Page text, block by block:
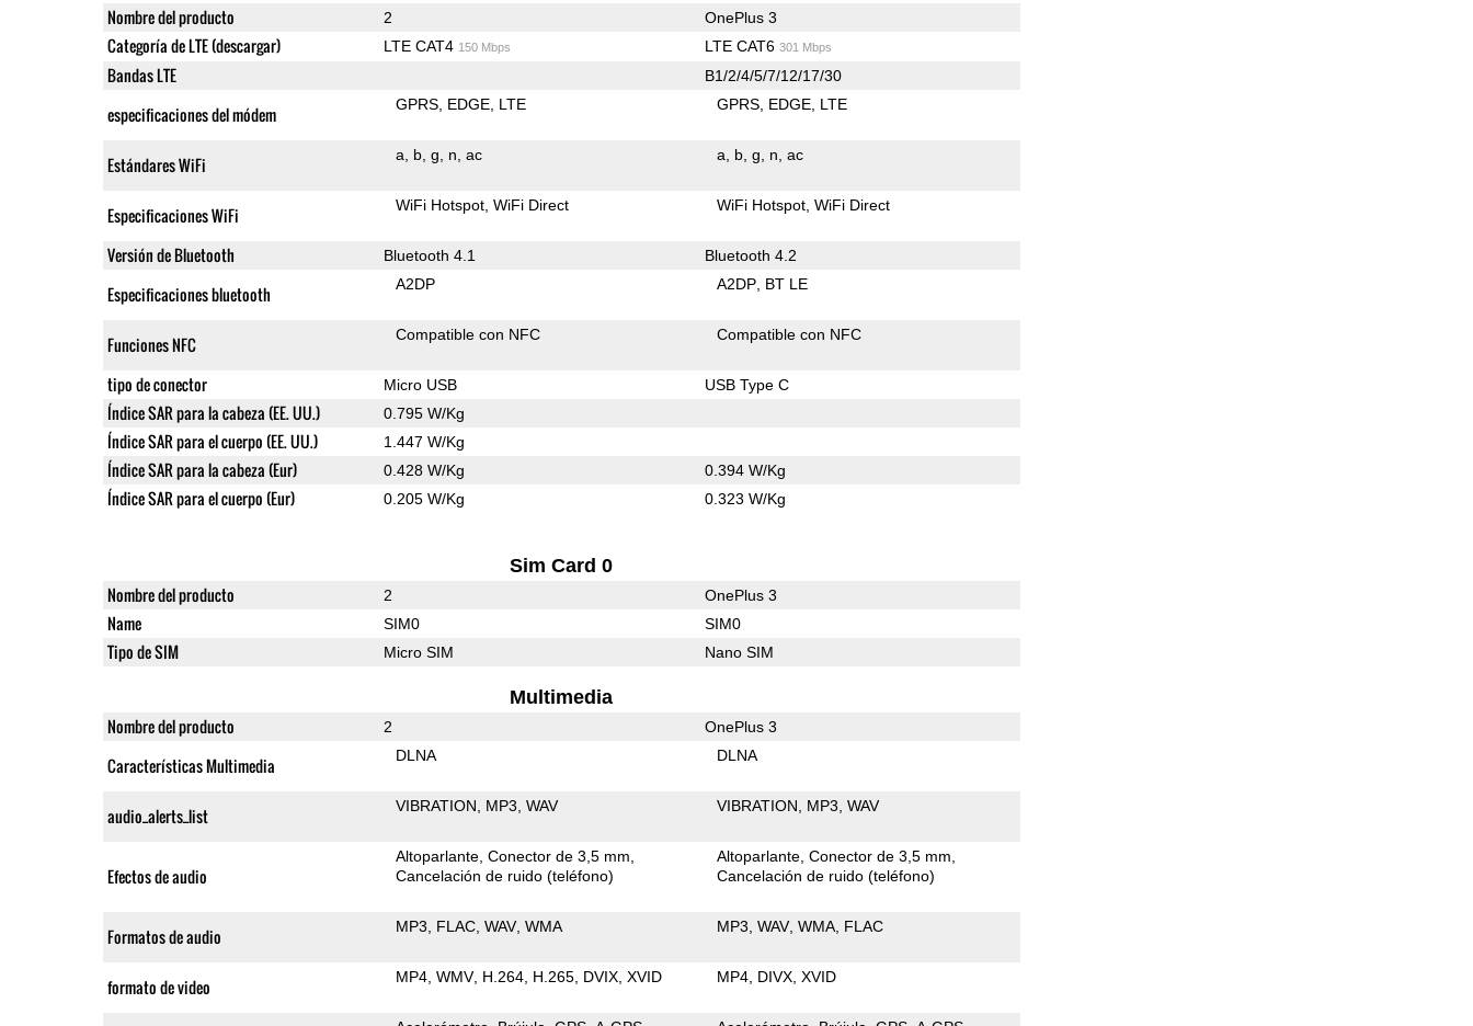
Nombre del producto 2 OnePlus 3
Categoría de LTE (descargar) LTE CAT4 150 Mbps LTE CAT6 301 Mbps
Bandas LTE B1/2/4/5/7/12/17/30
especificaciones del módem GPRS EDGE LTE GPRS EDGE LTE
Estándares WiFi a b g n ac a b g n ac
Especificaciones WiFi WiFi Hotspot WiFi Direct WiFi Hotspot WiFi Direct
Versión de Bluetooth Bluetooth 4.1 Bluetooth 4.2
Especificaciones bluetooth A2DP A2DP BT LE
Funciones NFC Compatible con NFC Compatible con NFC
tipo de conector Micro USB USB Type C
Índice SAR para la cabeza (EE. UU.) 0.795 W/Kg
Índice SAR para el cuerpo (EE. UU.) 1.447 W/Kg
Índice SAR para la cabeza (Eur) 0.428 W/Kg 0.394 W/Kg
Índice SAR para el cuerpo (Eur) 0.205 W/Kg 0.323 W/Kg
Sim Card 0
Nombre del producto 2 OnePlus 3
Name SIM0 SIM0
Tipo de SIM Micro SIM Nano SIM
Multimedia
Nombre del producto 2 OnePlus 3
Características Multimedia DLNA DLNA
audio_alerts_list VIBRATION MP3 WAV VIBRATION MP3 WAV
Efectos de audio
Altoparlante Conector de 3,5 mm
Cancelación de ruido (teléfono)
Altoparlante Conector de 3,5 mm
Cancelación de ruido (teléfono)
Formatos de audio MP3 FLAC WAV WMA MP3 WAV WMA FLAC
formato de video MP4 WMV H.264 H.265 DVIX XVID MP4 DIVX XVID